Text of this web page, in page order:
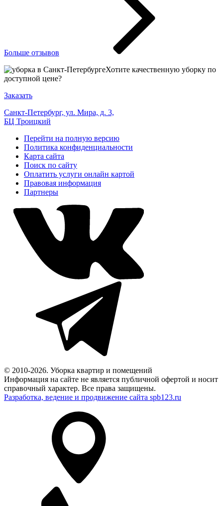
Больше отзывов
Хотите качественную уборку по
доступной цене?
Заказать
Санкт-Петербург, ул. Мира, д. 3,
БЦ Троицкий
Перейти на полную версию
Политика конфиденциальности
Карта сайта
Поиск по сайту
Оплатить услуги онлайн картой
Правовая информация
Партнеры
© 2010-2026. Уборка квартир и помещений
Информация на сайте не является публичной офертой и носит
справочный характер. Все права защищены.
Разработка, ведение и продвижение сайта spb123.ru